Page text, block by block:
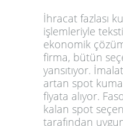
İhracat fazlası
işlemleriyle
ekonomik
firma, bütün
yansıtıyor.
artan spot
fiyata alıyor.
kalan spot
tarafından